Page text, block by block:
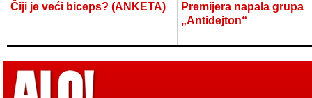
Čiji je veći biceps? (ANKETA)
Premijera napala grupa
„Antidejton“